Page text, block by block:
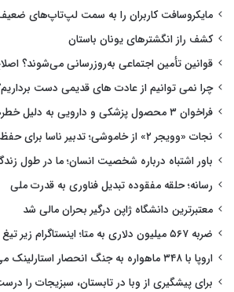
مایکروسافت کاربران را به سمت لپ‌تاپ‌های
کشف راز انگشترهای یونان باستان
قوانین تأمین اجتماعی به‌روزرسانی می‌شوند؟
چرا نمی توانیم از عادت های قدیمی دست
فراخوان ۳ محصول پزشکی و دارویی به دلیل خطرهای کیفی و ایمنی
نجات «وویجر ۲» از خاموشی؛ تدبیر ناسا برای حفظ کاوشگر ۴۸ ساله
باور اشتباه درباره شخصیت انسان؛ ما در طول
رسانه؛ حلقه مفقوده تبدیل فناوری به قدرت ملی
معتبرترین دانشگاه ژاپن درگیر بحران مالی شد
ضربه ۵۶۷ میلیون دلاری به متا؛ اینستاگرام زیر تیغ دادگاه
اروپا با ۳۴۸ ماهواره به جنگ انحصار استارلینک می‌رود
برای پیشگیری از وبا در تابستان، سبزیجات را